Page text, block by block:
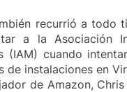
recurrió a todo
a la Asociación
(IAM) cuando
de instalaciones en
de Amazon,